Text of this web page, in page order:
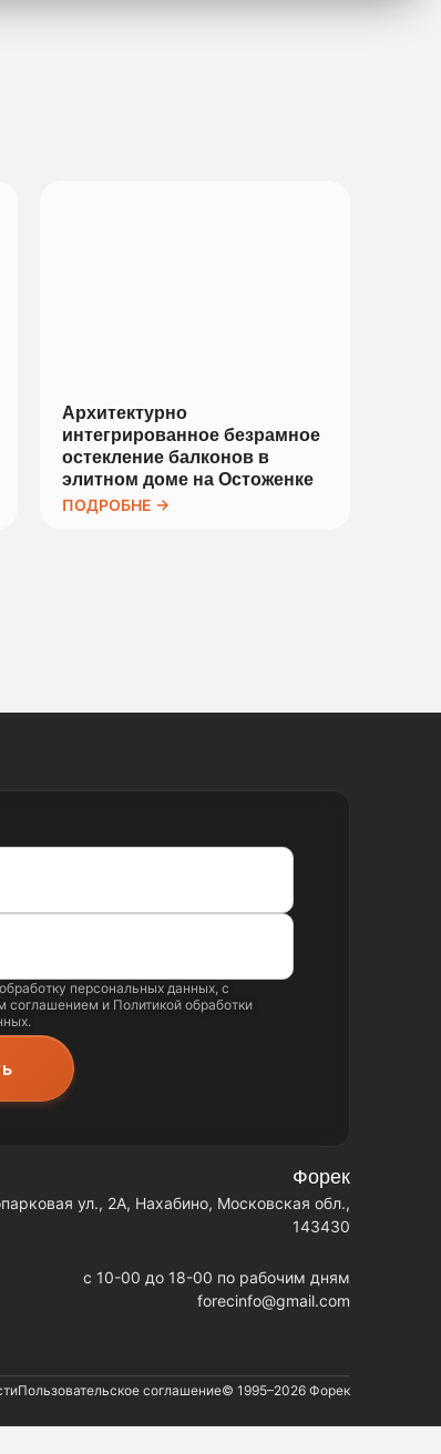
Архитектурно
интегрированное безрамное
остекление балконов в
элитном доме на Остоженке
ПОДРОБНЕ →
персональных данных, с
соглашением и Политикой обработки
.
Форек
ул., 2А, Нахабино, Московская обл.,
143430
c 10-00 до 18-00 по рабочим дням
forecinfo@gmail.com
Пользовательское соглашение© 1995–2026 Форек